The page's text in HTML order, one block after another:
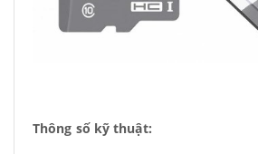
Thông số kỹ thuật: